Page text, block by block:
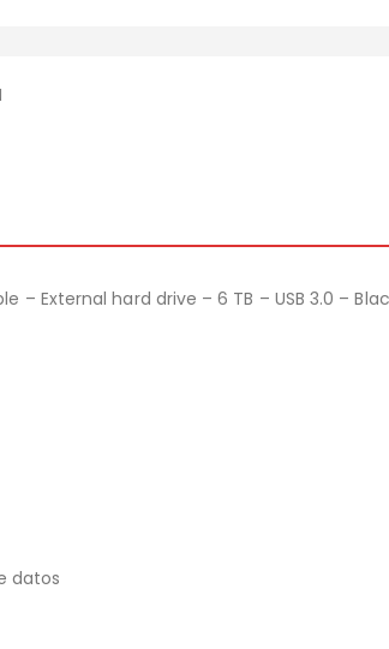
– External hard drive – 6 TB – USB 3.0 –
datos